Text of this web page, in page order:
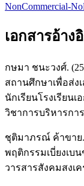
NonCommercial-
เอกสารอ้าง
กษมา ชนะวงศ์.
สถานศึกษาเพื่อส่
นักเรียนโรงเรียน
วิชาการบริหารกา
ชุติมาภรณ์ ค้าขาย
พฤติกรรมเบี่ยงเบ
วารสารสังคมสงเค